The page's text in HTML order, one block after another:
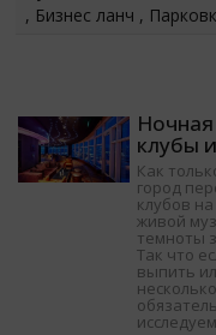
, Бизнес ланч ,
клубы
Как
город
клубов
живой
темноты
Так что
выпить